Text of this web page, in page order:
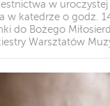
w
w katedrze o godz.
do Bożego
Warsztatów